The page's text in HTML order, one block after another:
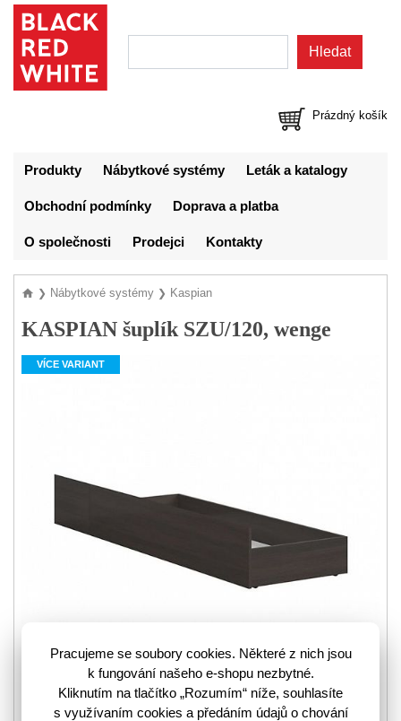
Prázdný košík
Produkty Nábytkové systémy Leták a katalogy
Obchodní podmínky Doprava a platba
O společnosti Prodejci Kontakty
❯ Nábytkové systémy ❯ Kaspian
KASPIAN šuplík SZU/120, wenge
VÍCE VARIANT
Šuplík pod postel KASPIAN LOZ/120T je skvělým doplňkem
Pracujeme se soubory cookies. Některé z nich jsou
k fungování našeho e-shopu nezbytné.
Kliknutím na tlačítko „Rozumím“ níže, souhlasíte
s využívaním cookies a předáním údajů o chování